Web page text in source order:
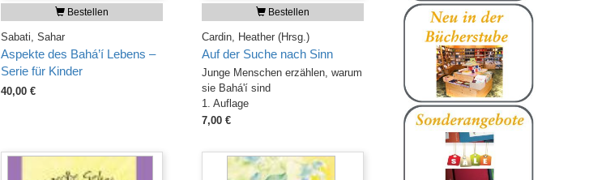
Bestellen
Sabati, Sahar
Aspekte des Bahá’í Lebens –
Serie für Kinder
40,00 €
Bestellen
Cardin, Heather (Hrsg.)
Auf der Suche nach Sinn
Junge Menschen erzählen, warum
sie Bahá'í sind
1. Auflage
7,00 €